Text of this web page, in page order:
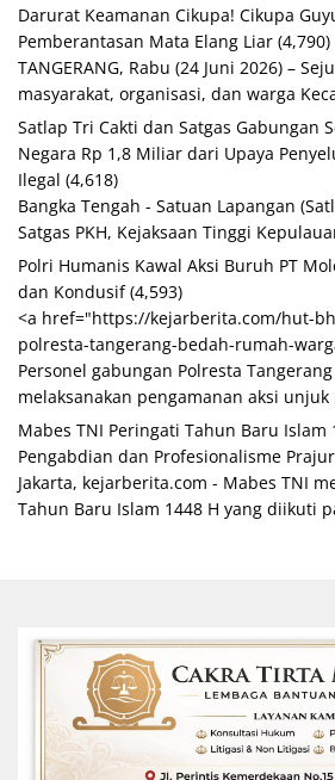
Darurat Keamanan Cikupa! Cikupa
Pemberantasan Mata Elang Liar (4,790)
TANGERANG, Rabu (24 Juni 2026) –
masyarakat, organisasi, dan warga
Satlap Tri Cakti dan Satgas Gabungan
Negara Rp 1,8 Miliar dari Upaya
Ilegal (4,618)
Bangka Tengah - Satuan Lapangan
Satgas PKH, Kejaksaan Tinggi
Polri Humanis Kawal Aksi Buruh PT
dan Kondusif (4,593)
<a href="https://kejarberita.com/hut-
polresta-tangerang-bedah-rumah-
Personel gabungan Polresta
melaksanakan pengamanan aksi unjuk
Mabes TNI Peringati Tahun Baru Islam
Pengabdian dan Profesionalisme
Jakarta, kejarberita.com - Mabes TNI
Tahun Baru Islam 1448 H yang diikuti